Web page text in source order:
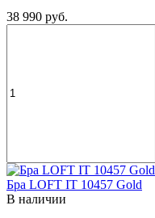
38 990 руб.
Бра LOFT IT 10457 Gold
В наличии